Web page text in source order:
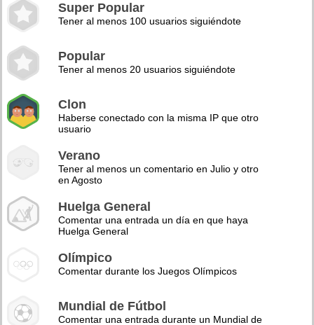
Super Popular
Tener al menos 100 usuarios siguiéndote
Popular
Tener al menos 20 usuarios siguiéndote
Clon
Haberse conectado con la misma IP que otro
usuario
Verano
Tener al menos un comentario en Julio y otro
en Agosto
Huelga General
Comentar una entrada un día en que haya
Huelga General
Olímpico
Comentar durante los Juegos Olímpicos
Mundial de Fútbol
Comentar una entrada durante un Mundial de